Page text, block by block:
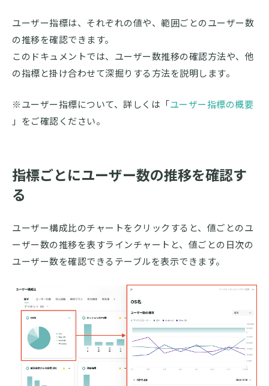
ユーザー指標は、それぞれの値や、範囲ごとのユーザー数
の推移を確認できます。
このドキュメントでは、ユーザー数推移の確認方法や、他
の指標と掛け合わせて深掘りする方法を説明します。
※ユーザー指標について、詳しくは「ユーザー指標の概要
」をご確認ください。
指標ごとにユーザー数の推移を確認す
る
ユーザー構成比のチャートをクリックすると、値ごとのユ
ーザー数の推移を表すラインチャートと、値ごとの日次の
ユーザー数を確認できるテーブルを表示できます。